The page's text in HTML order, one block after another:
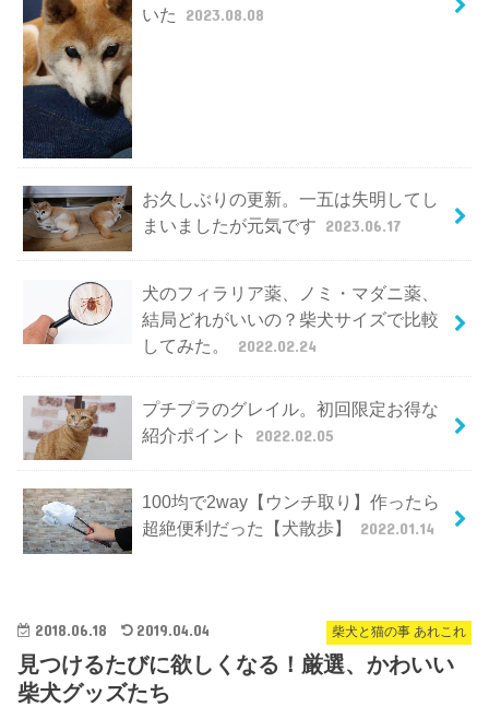
いた
2023.08.08
お久しぶりの更新。一五は失明してし
まいましたが元気です 2023.06.17
犬のフィラリア薬、ノミ・マダニ薬、
結局どれがいいの？柴犬サイズで比較
してみた。
2022.02.24
プチプラのグレイル。初回限定お得な
紹介ポイント
2022.02.05
100均で2way【ウンチ取り】作ったら
超絶便利だった【犬散歩】
2022.01.14
柴犬と猫の事 あれこれ
2018.06.18 2019.04.04
見つけるたびに欲しくなる！厳選、かわいい
柴犬グッズたち